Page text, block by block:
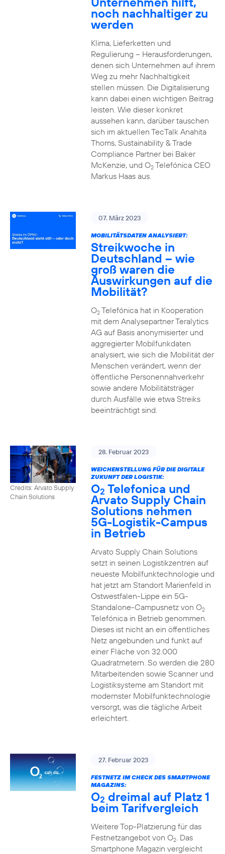
noch nachhaltiger zu
werden
Klima, Lieferketten und
Regulierung – Herausforderungen,
denen sich Unternehmen auf ihrem
Weg zu mehr Nachhaltigkeit
stellen müssen. Die Digitalisierung
kann dabei einen wichtigen Beitrag
leisten. Wie dieser konkret
aussehen kann, darüber tauschen
sich im aktuellen TecTalk Anahita
Thoms, Sustainability & Trade
Compliance Partner bei Baker
McKenzie, und O2Telefónica CEO
Markus Haas aus.
07. März 2023
MOBILITÄTSDATEN ANALYSIERT:
Streikwoche in
Deutschland – wie
groß waren die
Auswirkungen auf die
Mobilität?
O2Telefónica hat in Kooperation
mit dem Analysepartner Teralytics
AG auf Basis anonymisierter und
aggregierter Mobilfunkdaten
analysiert, wie sich die Mobilität der
Menschen verändert, wenn der
öffentliche Personennahverkehr
sowie andere Mobilitätsträger
durch Ausfälle wie etwa Streiks
beeinträchtigt sind.
Credits: Arvato Supply
Chain Solutions
28. Februar 2023
WEICHENSTELLUNG FÜR DIE DIGITALE
ZUKUNFT DER LOGISTIK:
O2 Telefonica und
Arvato Supply Chain
Solutions nehmen
5G-Logistik-Campus
in Betrieb
Arvato Supply Chain Solutions
setzt in seinen Logistikzentren auf
neueste Mobilfunktechnologie und
hat jetzt am Standort Marienfeld in
Ostwestfalen-Lippe ein 5G-
Standalone-Campusnetz von O2
Telefónica in Betrieb genommen.
Dieses ist nicht an ein öffentliches
Netz angebunden und funkt auf
einer Fläche von 32.000
Quadratmetern. So werden die 280
Mitarbeitenden sowie Scanner und
Logistiksysteme am Standort mit
modernster Mobilfunktechnologie
versorgt, was die tägliche Arbeit
erleichtert.
27. Februar 2023
FESTNETZ IM CHECK DES SMARTPHONE
MAGAZINS:
O2 dreimal auf Platz 1
beim Tarifvergleich
Weitere Top-Platzierung für das
Festnetzangebot von O2. Das
Smartphone Magazin vergleicht